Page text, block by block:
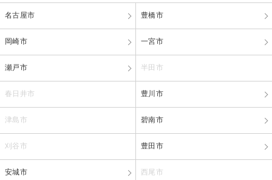
名古屋市 豊橋市
岡崎市 一宮市
瀬戸市 半田市
春日井市 豊川市
津島市 碧南市
刈谷市 豊田市
安城市 西尾市